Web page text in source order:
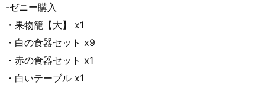
-ゼニー購入
・果物籠【大】 x1
・白の食器セット x9
・赤の食器セット x1
・白いテーブル x1